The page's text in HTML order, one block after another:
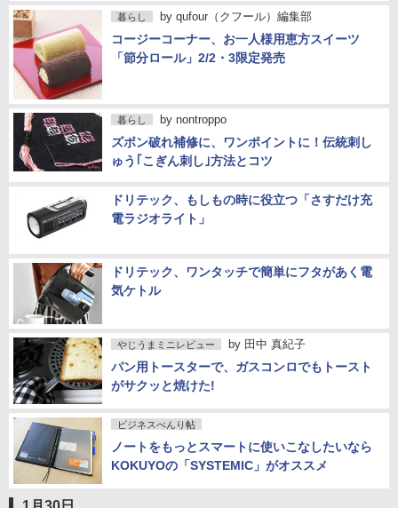
暮らし by qufour（クフール）編集部
コージーコーナー、お一人様用恵方スイーツ
「節分ロール」2/2・3限定発売
暮らし by nontroppo
ズボン破れ補修に、ワンポイントに！伝統刺し
ゅう｢こぎん刺し｣方法とコツ
ドリテック、もしもの時に役立つ「さすだけ充
電ラジオライト」
ドリテック、ワンタッチで簡単にフタがあく電
気ケトル
やじうまミニレビュー by 田中 真紀子
パン用トースターで、ガスコンロでもトースト
がサクッと焼けた!
ビジネスべんり帖
ノートをもっとスマートに使いこなしたいなら
KOKUYOの「SYSTEMIC」がオススメ